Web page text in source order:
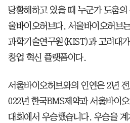
당황해하고 있을 때 누군가 도움
울바이오허브다. 서울바이오허브
과학기술연구원(KIST)과 고려대
창업 혁신 플랫폼이다.
서울바이오허브와의 인연은 2년
022년 한국BMS제약과 서울바이
대회에서 우승했습니다. 우승을